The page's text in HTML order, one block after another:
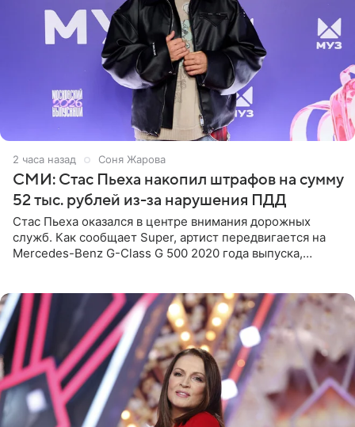
2 часа назад Соня Жарова
СМИ: Стас Пьеха накопил штрафов на сумму
52 тыс. рублей из-за нарушения ПДД
Стас Пьеха оказался в центре внимания дорожных
служб. Как сообщает Super, артист передвигается на
Mercedes-Benz G-Class G 500 2020 года выпуска,